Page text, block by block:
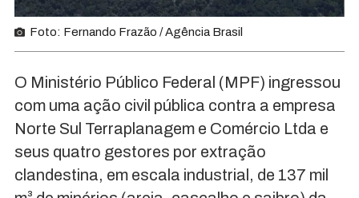
Foto: Fernando Frazão / Agência Brasil
O Ministério Público Federal (MPF) ingressou
com uma ação civil pública contra a empresa
Norte Sul Terraplanagem e Comércio Ltda e
seus quatro gestores por extração
clandestina, em escala industrial, de 137 mil